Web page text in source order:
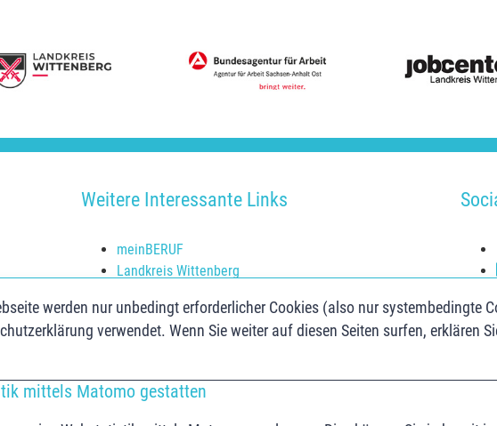
werden nur unbedingt erforderlicher Cookies (also nur systembedingte
verwendet. Wenn Sie weiter auf diesen Seiten surfen, erklären
mittels Matomo gestatten
Weitere Interessante Links
meinBERUF
Landkreis Wittenberg
Jugendberufsagentur Anhalt-Bitterfeld
Jugend.Berufs.Zentrum Dessau-Roßlau